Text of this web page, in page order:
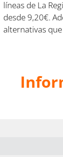
líneas de La
desde 9,20€.
alternativas